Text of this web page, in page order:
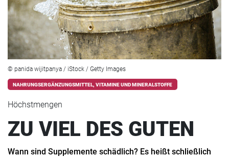
© panida wijitpanya / iStock / Getty Images
NAHRUNGSERGÄNZUNGSMITTEL, VITAMINE UND MINERALSTOFFE
Höchstmengen
ZU VIEL DES GUTEN
Wann sind Supplemente schädlich? Es heißt schließlich